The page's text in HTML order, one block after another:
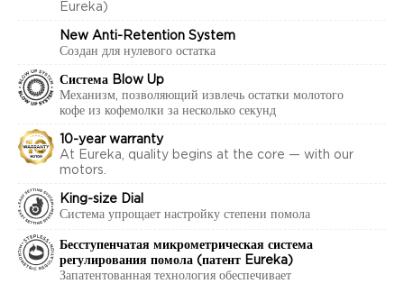
Eureka)
New Anti-Retention System
Создан для нулевого остатка
Система Blow Up
Механизм, позволяющий извлечь остатки молотого
кофе из кофемолки за несколько секунд
10-year warranty
At Eureka, quality begins at the core — with our
motors.
King-size Dial
Система упрощает настройку степени помола
Бесступенчатая микрометрическая система
регулирования помола (патент Eureka)
Запатентованная технология обеспечивает